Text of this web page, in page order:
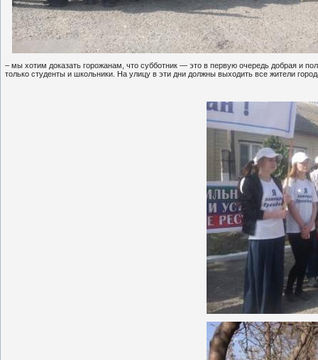
– мы хотим доказать горожанам, что субботник — это в первую очередь добрая и
только студенты и школьники. На улицу в эти дни должны выходить все жители